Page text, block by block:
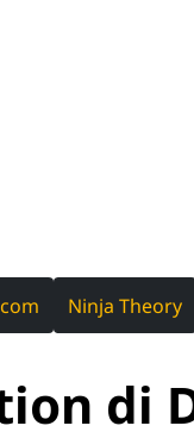
Ninja Theory
di